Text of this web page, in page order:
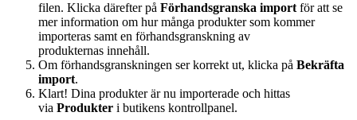
filen. Klicka därefter på Förhandsgranska import för att se
mer information om hur många produkter som kommer
importeras samt en förhandsgranskning av
produkternas innehåll.
Om förhandsgranskningen ser korrekt ut, klicka på Bekräfta
import.
Klart! Dina produkter är nu importerade och hittas
via Produkter i butikens kontrollpanel.